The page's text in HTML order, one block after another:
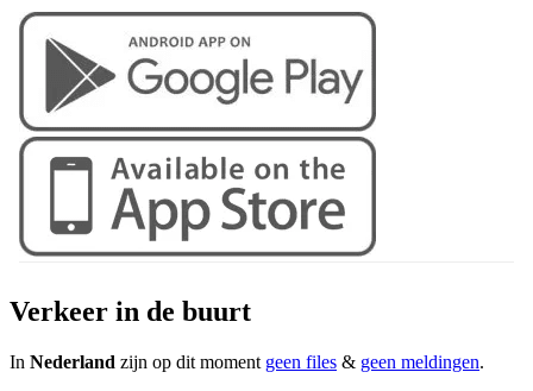
Verkeer in de buurt
In Nederland zijn op dit moment geen files & geen meldingen.